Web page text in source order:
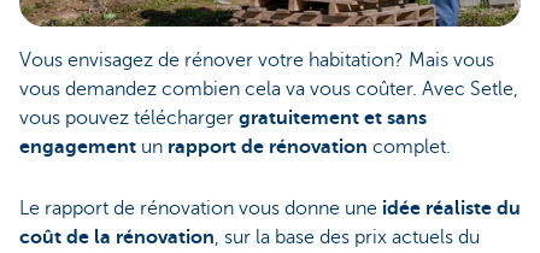
Vous envisagez de rénover votre habitation? Mais vous
vous demandez combien cela va vous coûter. Avec Setle,
vous pouvez télécharger gratuitement et sans
engagement un rapport de rénovation complet.
Le rapport de rénovation vous donne une idée réaliste du
coût de la rénovation, sur la base des prix actuels du